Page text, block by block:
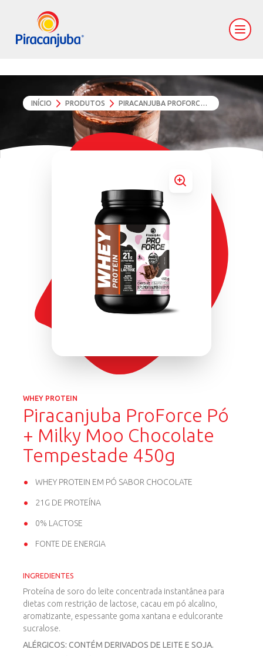
INÍCIO PRODUTOS
WHEY PROTEIN
Piracanjuba ProForce Pó
+ Milky Moo Chocolate
Tempestade 450g
WHEY PROTEIN EM PÓ SABOR CHOCOLATE
21G DE PROTEÍNA
0% LACTOSE
FONTE DE ENERGIA
INGREDIENTES
Proteína de soro do leite concentrada instantânea para
dietas com restrição de lactose, cacau em pó alcalino,
aromatizante, espessante goma xantana e edulcorante
sucralose.
ALÉRGICOS: CONTÉM DERIVADOS DE LEITE E SOJA.